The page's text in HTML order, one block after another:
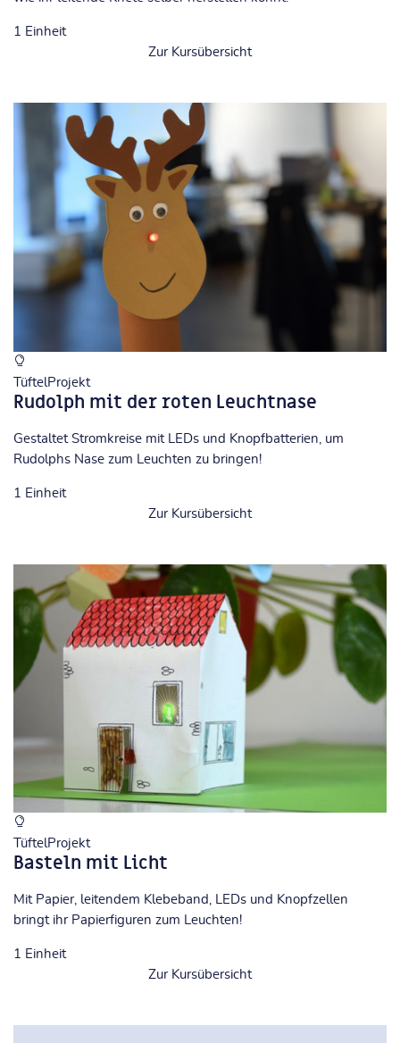
1
Einheit
Zur Kursübersicht
TüftelProjekt
Rudolph mit der roten Leuchtnase
Gestaltet Stromkreise mit LEDs und Knopfbatterien, um
Rudolphs Nase zum Leuchten zu bringen!
1 Einheit
Zur Kursübersicht
TüftelProjekt
Basteln mit Licht
Mit Papier, leitendem Klebeband, LEDs und Knopfzellen
bringt ihr Papierfiguren zum Leuchten!
1 Einheit
Zur Kursübersicht